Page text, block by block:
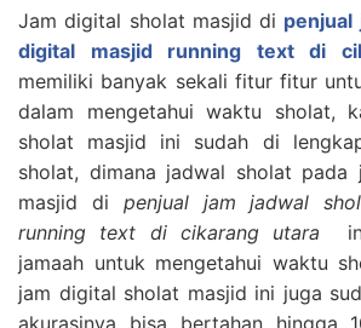
Jam digital sholat masjid di penjual
digital masjid running text di
memiliki banyak sekali fitur fitur
dalam mengetahui waktu sholat,
sholat masjid ini sudah di
sholat, dimana jadwal sholat pada
masjid di penjual jam jadwal
running text di cikarang utara
jamaah untuk mengetahui waktu
jam digital sholat masjid ini juga
akurasinya bisa bertahan hingga